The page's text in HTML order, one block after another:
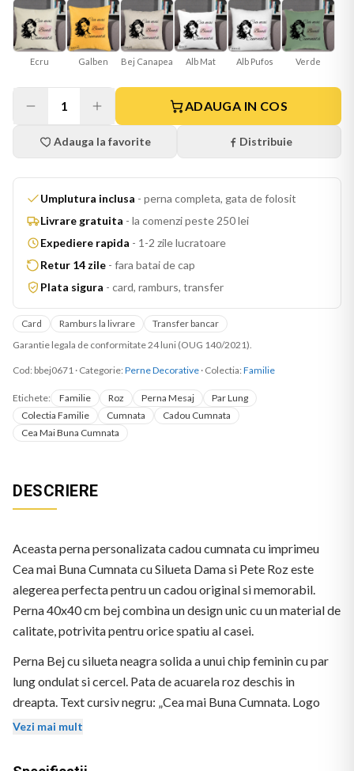
Ecru Galben Bej Canapea Alb Mat Alb Pufos Verde
1 ADAUGA IN COS
Adauga la favorite Distribuie
Umplutura inclusa - perna completa, gata de folosit
Livrare gratuita - la comenzi peste 250 lei
Expediere rapida - 1-2 zile lucratoare
Retur 14 zile - fara batai de cap
Plata sigura - card, ramburs, transfer
Card Ramburs la livrare
Transfer bancar
Garantie legala de conformitate 24 luni (OUG 140/2021).
Cod: bbej0671 · Categorie: Perne Decorative · Colectia: Familie
Etichete: Familie Roz Perna Mesaj
Par Lung
Colectia Familie
Cumnata
Cadou Cumnata
Cea Mai Buna Cumnata
DESCRIERE
Aceasta perna personalizata cadou cumnata cu imprimeu
Cea mai Buna Cumnata cu Silueta Dama si Pete Roz este
alegerea perfecta pentru un cadou original si memorabil.
Perna 40x40 cm bej combina un design unic cu un material de
calitate, potrivita pentru orice spatiu al casei.
Perna Bej cu silueta neagra solida a unui chip feminin cu par
lung ondulat si cercel. Pata de acuarela roz deschis in
dreapta. Text cursiv negru: „Cea mai Buna Cumnata. Logo
BEKZ in coltul stanga-jos.
Vezi mai mult